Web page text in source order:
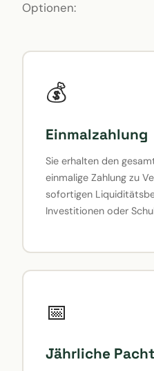
Optionen:
💰
Einmalzahlung
Sie erhalten den
einmalige Zahlung zu
sofortigen
Investitionen oder
📅
Jährliche Pacht